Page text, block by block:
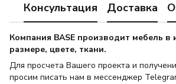
Консультация Доставка
Компания BASE производит мебель
размере, цвете, ткани.
Для просчета Вашего проекта и
просим писать нам в мессенджер